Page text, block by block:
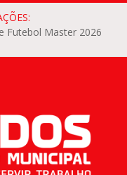
Futebol Master 2026